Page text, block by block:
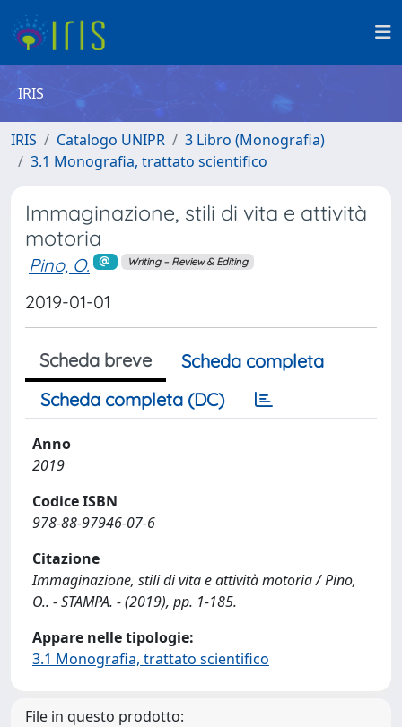
IRIS
IRIS Catalogo UNIPR
3 Libro (Monografia)
3.1 Monografia, trattato scientifico
Immaginazione, stili di vita e attività
motoria
Pino, O. Writing – Review & Editing
2019-01-01
Scheda breve
Scheda completa
Scheda completa (DC)
Anno
2019
Codice ISBN
978-88-97946-07-6
Citazione
Immaginazione, stili di vita e attività motoria / Pino,
O.. - STAMPA. - (2019), pp. 1-185.
Appare nelle tipologie:
3.1 Monografia, trattato scientifico
File in questo prodotto: